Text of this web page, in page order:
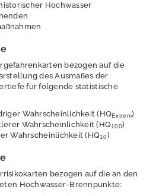
Hochwasser
bezogen auf die
des Ausmaßes der
für folgende statistische
Wahrscheinlichkeit (HQExtrem)
Wahrscheinlichkeit (HQ100)
Wahrscheinlichkeit (HQ10)
bezogen auf die an den
Hochwasser-Brennpunkte: